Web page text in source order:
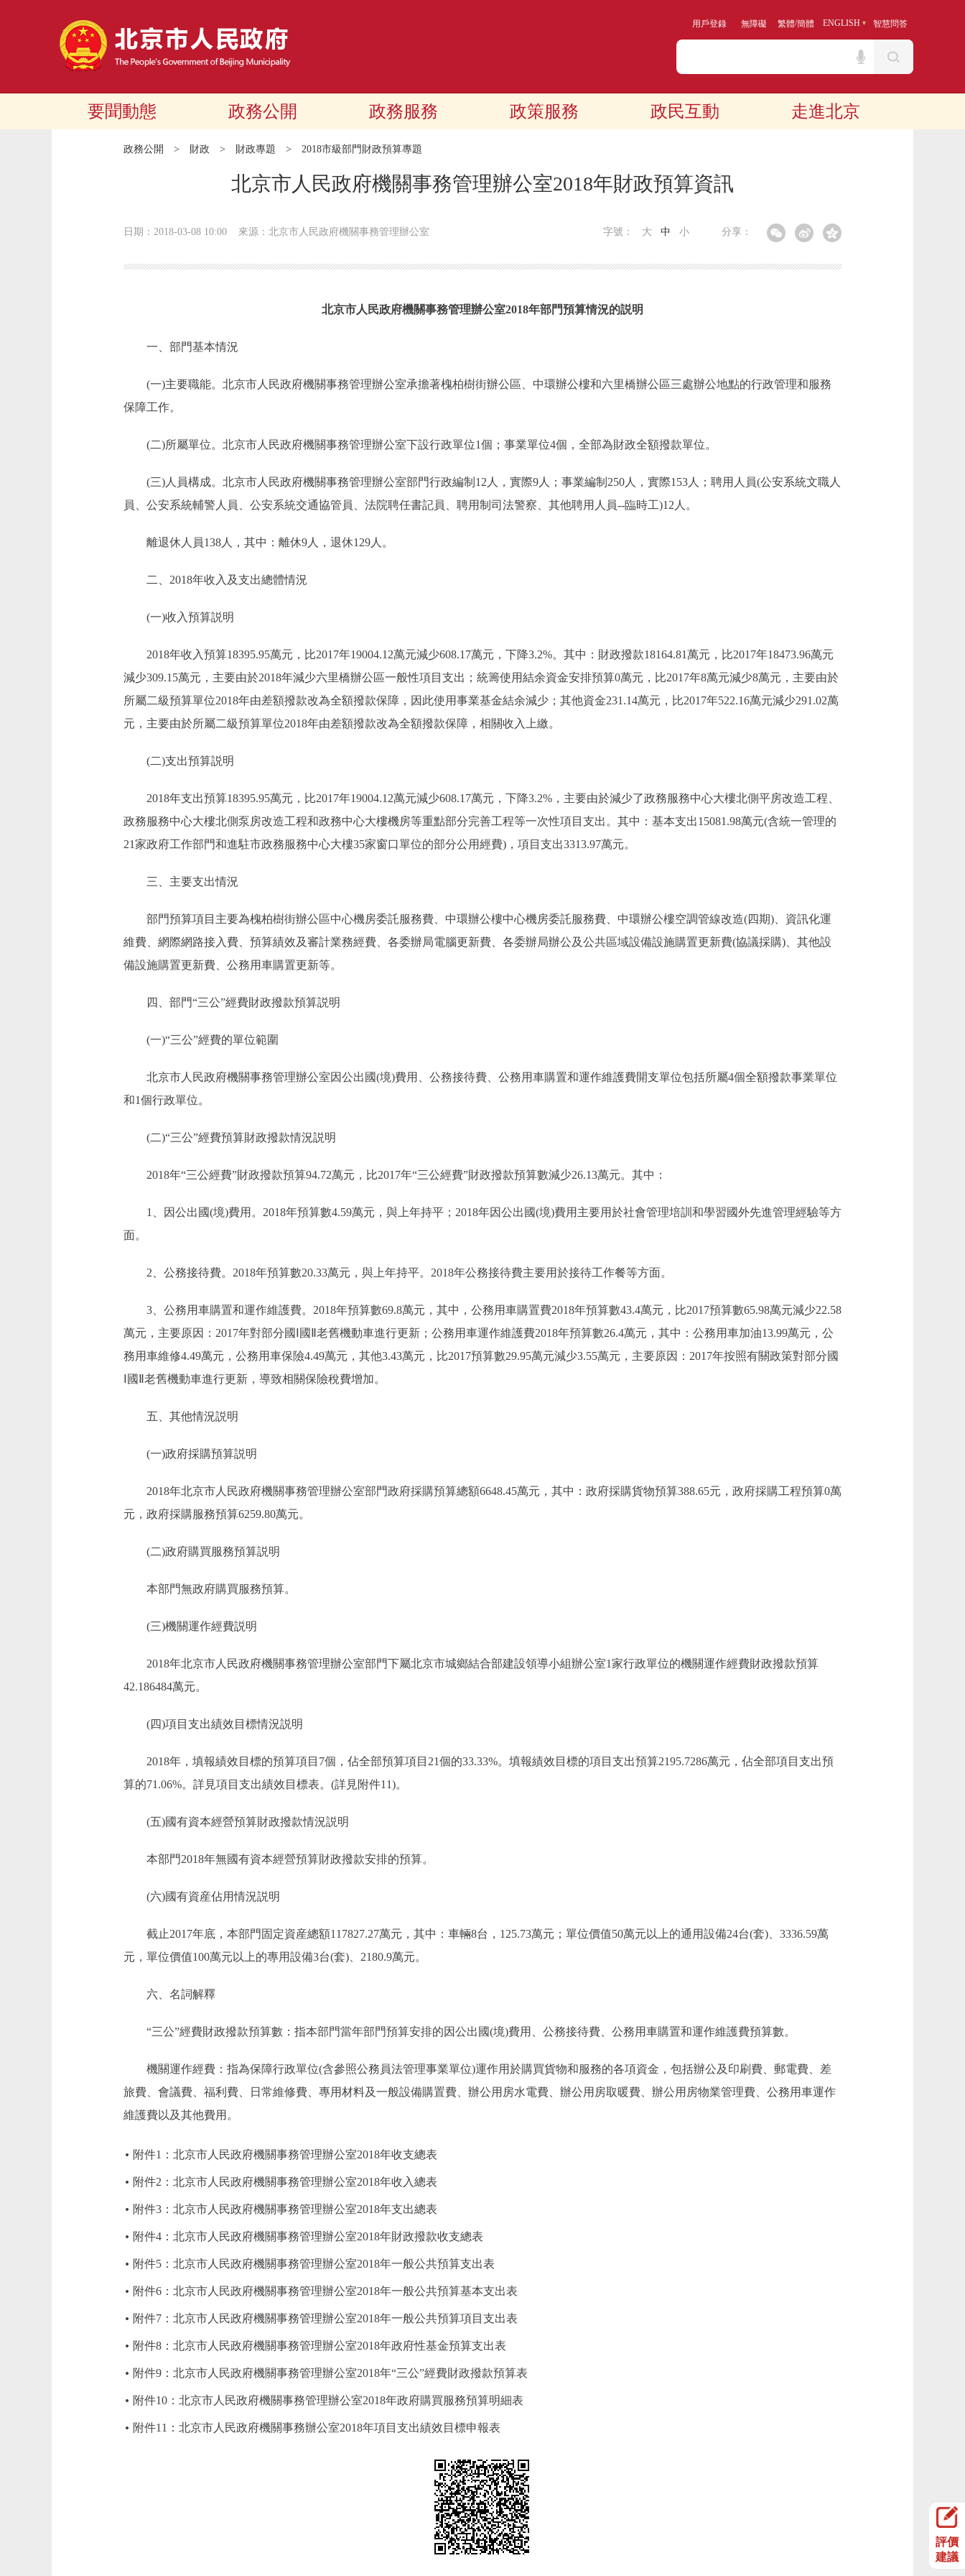
用戶登錄 無障礙 繁體/簡體 ENGLISH 智慧問答
要聞動態 政務公開 政務服務 政策服務 政民互動 走進北京
政務公開 > 財政 > 財政專題 > 2018市級部門財政預算專題
北京市人民政府機關事務管理辦公室2018年財政預算資訊
日期：2018-03-08 10:00 來源：北京市人民政府機關事務管理辦公室 分享：
字號： 大 中 小
北京市人民政府機關事務管理辦公室2018年部門預算情況的説明
一、部門基本情況
(一)主要職能。北京市人民政府機關事務管理辦公室承擔著槐柏樹街辦公區、中環辦公樓和六里橋辦公區三處辦公地點的行政管理和服務
保障工作。
(二)所屬單位。北京市人民政府機關事務管理辦公室下設行政單位1個；事業單位4個，全部為財政全額撥款單位。
(三)人員構成。北京市人民政府機關事務管理辦公室部門行政編制12人，實際9人；事業編制250人，實際153人；聘用人員(公安系統文職人
員、公安系統輔警人員、公安系統交通協管員、法院聘任書記員、聘用制司法警察、其他聘用人員--臨時工)12人。
離退休人員138人，其中：離休9人，退休129人。
二、2018年收入及支出總體情況
(一)收入預算説明
2018年收入預算18395.95萬元，比2017年19004.12萬元減少608.17萬元，下降3.2%。其中：財政撥款18164.81萬元，比2017年18473.96萬元
減少309.15萬元，主要由於2018年減少六里橋辦公區一般性項目支出；統籌使用結余資金安排預算0萬元，比2017年8萬元減少8萬元，主要由於
所屬二級預算單位2018年由差額撥款改為全額撥款保障，因此使用事業基金結余減少；其他資金231.14萬元，比2017年522.16萬元減少291.02萬
元，主要由於所屬二級預算單位2018年由差額撥款改為全額撥款保障，相關收入上繳。
(二)支出預算説明
2018年支出預算18395.95萬元，比2017年19004.12萬元減少608.17萬元，下降3.2%，主要由於減少了政務服務中心大樓北側平房改造工程、
政務服務中心大樓北側泵房改造工程和政務中心大樓機房等重點部分完善工程等一次性項目支出。其中：基本支出15081.98萬元(含統一管理的
21家政府工作部門和進駐市政務服務中心大樓35家窗口單位的部分公用經費)，項目支出3313.97萬元。
三、主要支出情況
部門預算項目主要為槐柏樹街辦公區中心機房委託服務費、中環辦公樓中心機房委託服務費、中環辦公樓空調管線改造(四期)、資訊化運
維費、網際網路接入費、預算績效及審計業務經費、各委辦局電腦更新費、各委辦局辦公及公共區域設備設施購置更新費(協議採購)、其他設
備設施購置更新費、公務用車購置更新等。
四、部門“三公”經費財政撥款預算説明
(一)“三公”經費的單位範圍
北京市人民政府機關事務管理辦公室因公出國(境)費用、公務接待費、公務用車購置和運作維護費開支單位包括所屬4個全額撥款事業單位
和1個行政單位。
(二)“三公”經費預算財政撥款情況説明
2018年“三公經費”財政撥款預算94.72萬元，比2017年“三公經費”財政撥款預算數減少26.13萬元。其中：
1、因公出國(境)費用。2018年預算數4.59萬元，與上年持平；2018年因公出國(境)費用主要用於社會管理培訓和學習國外先進管理經驗等方
面。
2、公務接待費。2018年預算數20.33萬元，與上年持平。2018年公務接待費主要用於接待工作餐等方面。
3、公務用車購置和運作維護費。2018年預算數69.8萬元，其中，公務用車購置費2018年預算數43.4萬元，比2017預算數65.98萬元減少22.58
萬元，主要原因：2017年對部分國Ⅰ國Ⅱ老舊機動車進行更新；公務用車運作維護費2018年預算數26.4萬元，其中：公務用車加油13.99萬元，公
務用車維修4.49萬元，公務用車保險4.49萬元，其他3.43萬元，比2017預算數29.95萬元減少3.55萬元，主要原因：2017年按照有關政策對部分國
Ⅰ國Ⅱ老舊機動車進行更新，導致相關保險稅費增加。
五、其他情況説明
(一)政府採購預算説明
2018年北京市人民政府機關事務管理辦公室部門政府採購預算總額6648.45萬元，其中：政府採購貨物預算388.65元，政府採購工程預算0萬
元，政府採購服務預算6259.80萬元。
(二)政府購買服務預算説明
本部門無政府購買服務預算。
(三)機關運作經費説明
2018年北京市人民政府機關事務管理辦公室部門下屬北京市城鄉結合部建設領導小組辦公室1家行政單位的機關運作經費財政撥款預算
42.186484萬元。
(四)項目支出績效目標情況説明
2018年，填報績效目標的預算項目7個，佔全部預算項目21個的33.33%。填報績效目標的項目支出預算2195.7286萬元，佔全部項目支出預
算的71.06%。詳見項目支出績效目標表。(詳見附件11)。
(五)國有資本經營預算財政撥款情況説明
本部門2018年無國有資本經營預算財政撥款安排的預算。
(六)國有資産佔用情況説明
截止2017年底，本部門固定資産總額117827.27萬元，其中：車輛8台，125.73萬元；單位價值50萬元以上的通用設備24台(套)、3336.59萬
元，單位價值100萬元以上的專用設備3台(套)、2180.9萬元。
六、名詞解釋
“三公”經費財政撥款預算數：指本部門當年部門預算安排的因公出國(境)費用、公務接待費、公務用車購置和運作維護費預算數。
機關運作經費：指為保障行政單位(含參照公務員法管理事業單位)運作用於購買貨物和服務的各項資金，包括辦公及印刷費、郵電費、差
旅費、會議費、福利費、日常維修費、專用材料及一般設備購置費、辦公用房水電費、辦公用房取暖費、辦公用房物業管理費、公務用車運作
維護費以及其他費用。
附件1：北京市人民政府機關事務管理辦公室2018年收支總表
附件2：北京市人民政府機關事務管理辦公室2018年收入總表
附件3：北京市人民政府機關事務管理辦公室2018年支出總表
附件4：北京市人民政府機關事務管理辦公室2018年財政撥款收支總表
附件5：北京市人民政府機關事務管理辦公室2018年一般公共預算支出表
附件6：北京市人民政府機關事務管理辦公室2018年一般公共預算基本支出表
附件7：北京市人民政府機關事務管理辦公室2018年一般公共預算項目支出表
附件8：北京市人民政府機關事務管理辦公室2018年政府性基金預算支出表
附件9：北京市人民政府機關事務管理辦公室2018年“三公”經費財政撥款預算表
附件10：北京市人民政府機關事務管理辦公室2018年政府購買服務預算明細表
附件11：北京市人民政府機關事務辦公室2018年項目支出績效目標申報表
評價
建議